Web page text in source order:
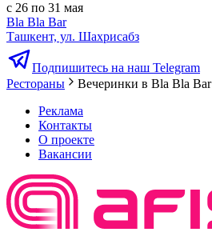
с 26 по 31 мая
Bla Bla Bar
Ташкент, ул. Шахрисабз
Подпишитесь на наш Telegram
Рестораны
Вечеринки в Bla Bla Bar
Реклама
Контакты
О проекте
Вакансии